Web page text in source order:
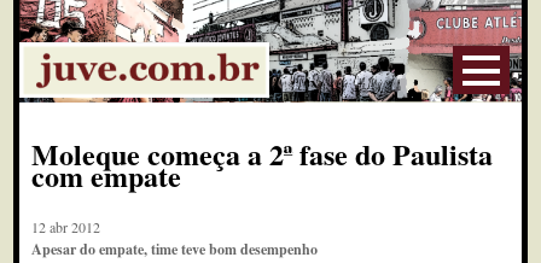
Moleque começa a 2ª fase do Paulista
com empate
12 abr 2012
Apesar do empate, time teve bom desempenho